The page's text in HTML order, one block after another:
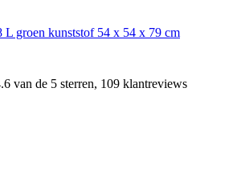
L groen kunststof 54 x 54 x 79 cm
van de 5 sterren, 109 klantreviews